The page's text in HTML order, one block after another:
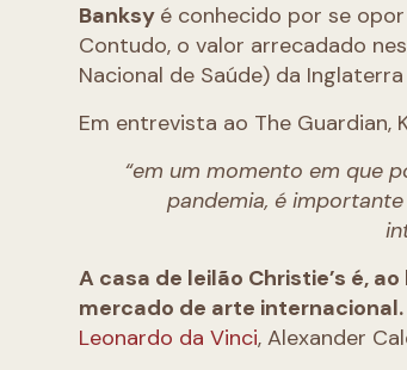
Banksy é conhecido por se
Contudo, o valor arrecadado
Nacional de Saúde) da
Em entrevista ao The Guardian,
“em um momento em que
pandemia, é
A casa de leilão Christie’s é,
mercado de arte internacional.
Leonardo da Vinci, Alexander